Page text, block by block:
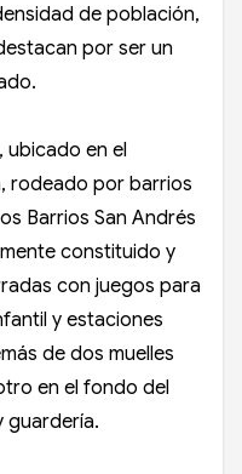
de población,
por ser un
ubicado en el
rodeado por barrios
Barrios San Andrés
constituido y
con juegos para
y estaciones
de dos muelles
en el fondo del
guardería.